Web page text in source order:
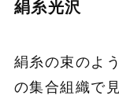
絹糸光沢
絹糸の束のよ
の集合組織で